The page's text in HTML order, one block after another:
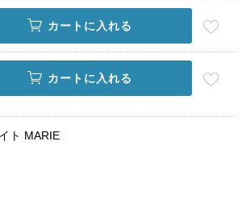
カートに入れる
カートに入れる
ト MARIE